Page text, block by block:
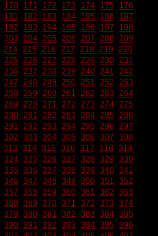
170 171 172 173 174 175
176
181 182 183 184 185 186
187
192 193 194 195 196 197
198
203 204 205 206 207 208 209
214 215 216 217 218 219 220
225 226 227 228 229 230 231
236 237 238 239 240 241 242
247 248 249 250 251 252 253
258 259 260 261 262 263 264
269 270 271 272 273 274 275
280 281 282 283 284 285 286
291 292 293 294 295 296 297
302 303 304 305 306 307 308
313 314 315 316 317 318 319
324 325 326 327 328 329 330
335 336 337 338 339 340 341
346 347 348 349 350 351 352
357 358 359 360 361 362 363
368 369 370 371 372 373 374
379 380 381 382 383 384 385
390 391 392 393 394 395 396